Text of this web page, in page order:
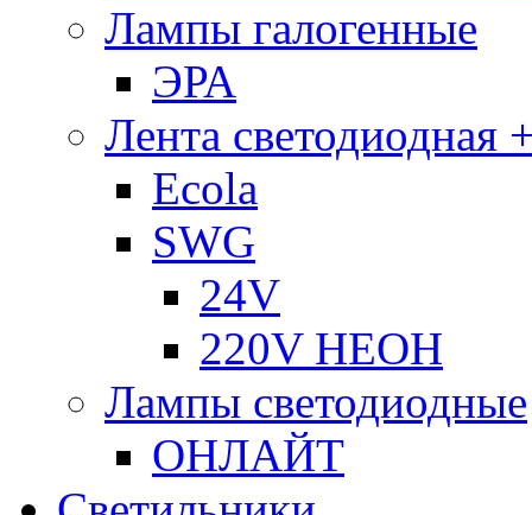
Лампы галогенные
ЭРА
Лента светодиодная
Ecola
SWG
24V
220V НЕОН
Лампы светодиодные
ОНЛАЙТ